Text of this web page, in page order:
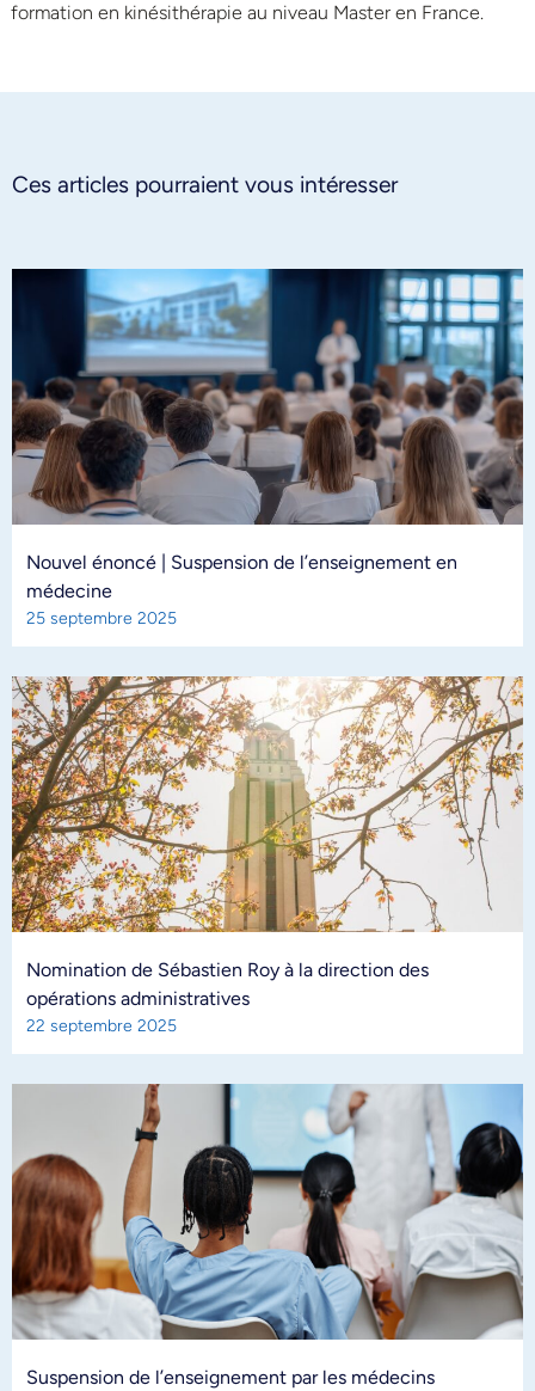
formation en kinésithérapie au niveau Master en France.
Ces articles pourraient vous intéresser
Nouvel énoncé | Suspension de l’enseignement en
médecine
25 septembre 2025
Nomination de Sébastien Roy à la direction des
opérations administratives
22 septembre 2025
Suspension de l’enseignement par les médecins